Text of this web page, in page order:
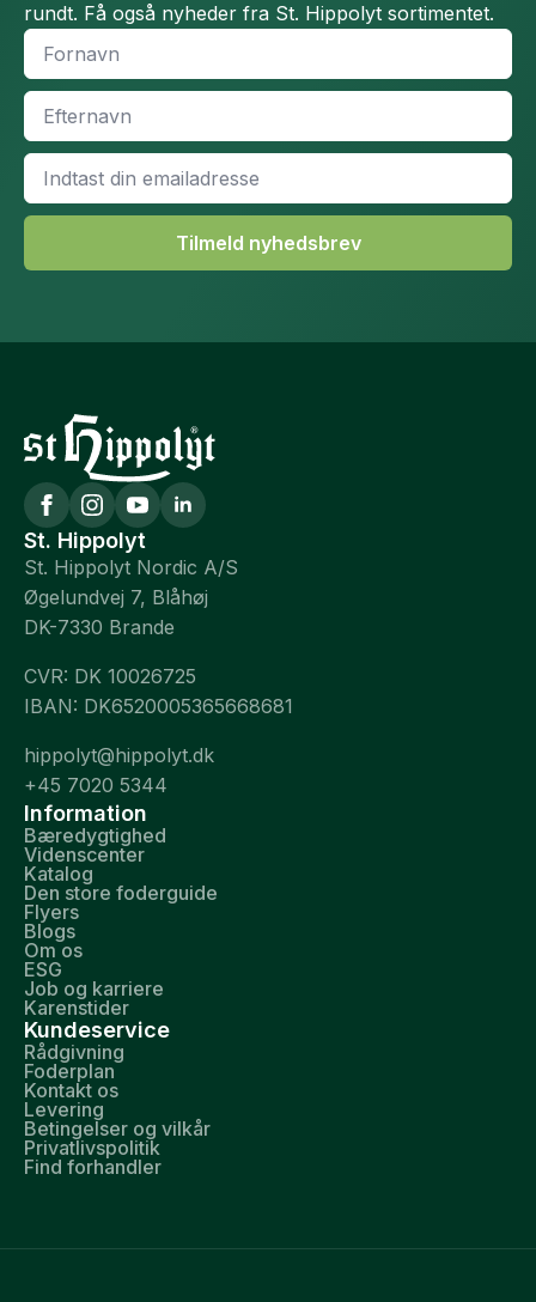
rundt. Få også nyheder fra St. Hippolyt sortimentet.
Fornavn
Efternavn
Email
Tilmeld nyhedsbrev
St. Hippolyt
St. Hippolyt Nordic A/S
Øgelundvej 7, Blåhøj
DK-7330 Brande
CVR: DK 10026725
IBAN: DK6520005365668681
hippolyt@hippolyt.dk
+45 7020 5344
Information
Bæredygtighed
Videnscenter
Katalog
Den store foderguide
Flyers
Blogs
Om os
ESG
Job og karriere
Karenstider
Kundeservice
Rådgivning
Foderplan
Kontakt os
Levering
Betingelser og vilkår
Privatlivspolitik
Find forhandler